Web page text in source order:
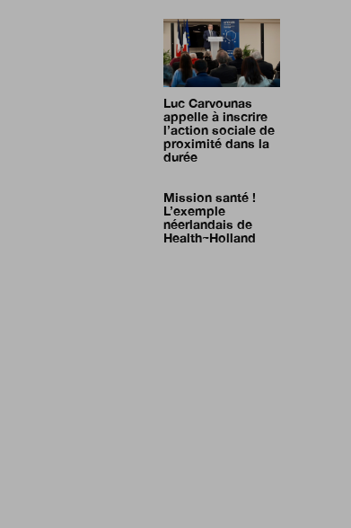
Luc Carvounas
appelle à inscrire
l’action sociale de
proximité dans la
durée
Mission santé !
L’exemple
néerlandais de
Health~Holland